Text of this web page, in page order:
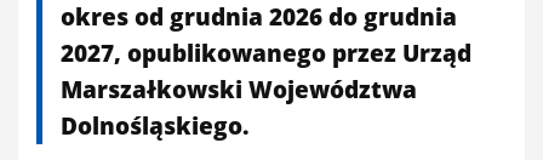
okres od grudnia 2026 do grudnia
2027, opublikowanego przez Urząd
Marszałkowski Województwa
Dolnośląskiego.